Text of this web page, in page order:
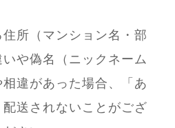
所（マンション名・部
や偽名（ニックネーム
違があった場合、「あ
送されないことがござ